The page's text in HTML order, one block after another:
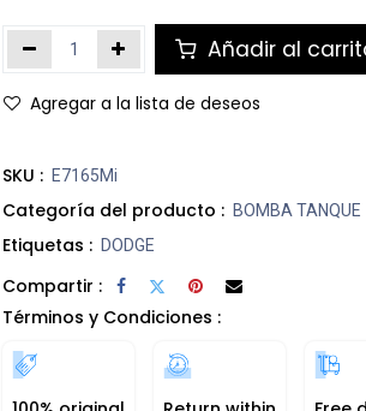
Añadir al
Agregar a la lista de deseos
SKU : E7165Mi
Categoría del producto : BOMBA TANQUE
Etiquetas : DODGE
Compartir :
Términos y Condiciones :